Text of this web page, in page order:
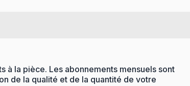
à la pièce. Les abonnements mensuels sont
de la qualité et de la quantité de votre